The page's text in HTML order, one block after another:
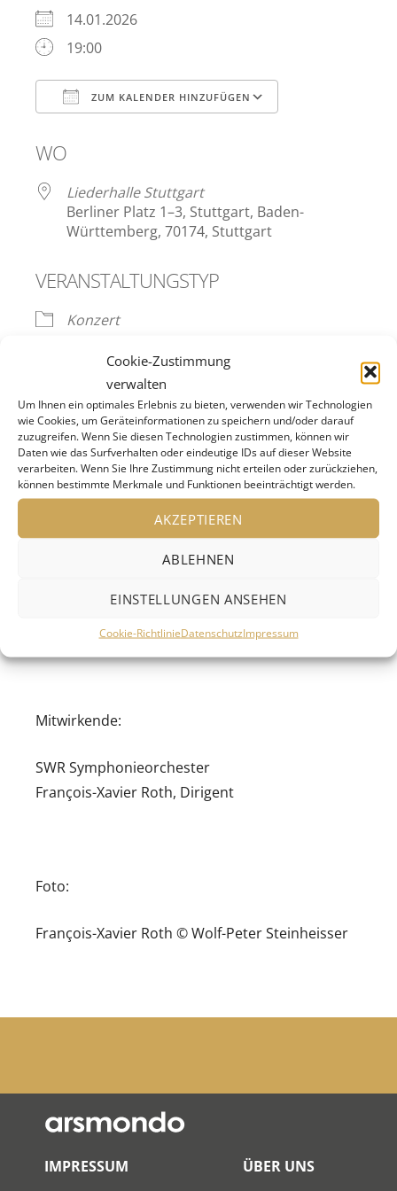
Cookie-Zustimmung
verwalten
Um Ihnen ein optimales Erlebnis zu bieten, verwenden wir Technologien
wie Cookies, um Geräteinformationen zu speichern und/oder darauf
zuzugreifen. Wenn Sie diesen Technologien zustimmen, können wir
Daten wie das Surfverhalten oder eindeutige IDs auf dieser Website
verarbeiten. Wenn Sie Ihre Zustimmung nicht erteilen oder zurückziehen,
können bestimmte Merkmale und Funktionen beeinträchtigt werden.
AKZEPTIEREN
ABLEHNEN
EINSTELLUNGEN ANSEHEN
Cookie-RichtlinieDatenschutzImpressum
14.01.2026
19:00
ZUM KALENDER HINZUFÜGEN
WO
Liederhalle Stuttgart
Berliner Platz 1–3, Stuttgart, Baden-
Württemberg, 70174, Stuttgart
VERANSTALTUNGSTYP
Konzert
Offene Probe mit Chefdirigent François-Xavier
Roth und dem SWR Symphonieorchester.
Gemeinsam musizieren sie „Prélude à l’après-
midi d’un faune“ von Claude Debussy.
Claude Debussy: Prélude à l’après-midi d’un
Mitwirkende:
SWR Symphonieorchester
François-Xavier Roth, Dirigent
Foto:
François-Xavier Roth © Wolf-Peter Steinheisser
IMPRESSUM
ÜBER UNS